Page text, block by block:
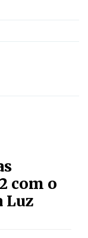
com o
Luz